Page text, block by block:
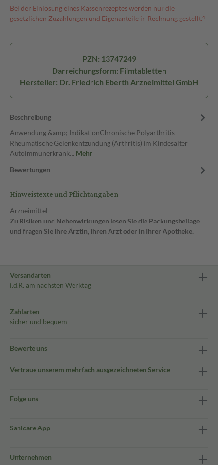
Bei der Einlösung eines Kassenrezeptes werden nur die
gesetzlichen Zuzahlungen und Eigenanteile in Rechnung gestellt.⁴
PZN: 13747249
Darreichungsform: Filmtabletten
Hersteller: Dr. Friedrich Eberth Arzneimittel GmbH
Beschreibung
Anwendung &amp; IndikationChronische Polyarthritis
Rheumatische Gelenkentzündung (Arthritis) im Kindesalter
Autoimmunerkrank… Mehr
Bewertungen
Hinweistexte und Pflichtangaben
Arzneimittel
Zu Risiken und Nebenwirkungen lesen Sie die Packungsbeilage
und fragen Sie Ihre Ärztin, Ihren Arzt oder in Ihrer Apotheke.
Versandarten
i.d.R. am nächsten Werktag
Zahlarten
sicher und bequem
Bewerte uns
Vertraue unserem mehrfach ausgezeichneten Service
Folge uns
Sanicare App
Unternehmen